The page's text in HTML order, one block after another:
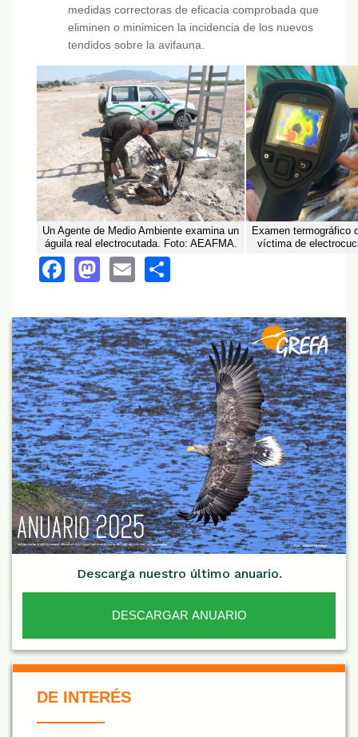
medidas correctoras de eficacia comprobada que
eliminen o minimicen la incidencia de los nuevos
tendidos sobre la avifauna.
Un Agente de Medio Ambiente examina un
águila real electrocutada. Foto: AEAFMA.
Examen termográfico
víctima de
Facebook
Mastodon
Email
Descarga nuestro último anuario.
DESCARGAR ANUARIO
De Interés NARANJA
DE INTERÉS